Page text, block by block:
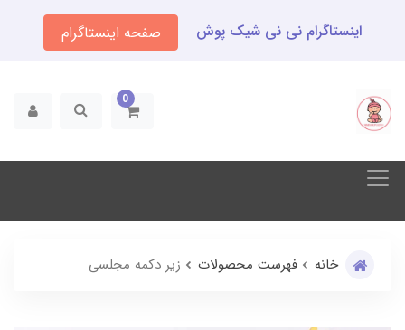
اینستاگرام نی نی شیک پوش صفحه اینستاگرام
0
خانه فهرست محصولات زیر دکمه مجلسی